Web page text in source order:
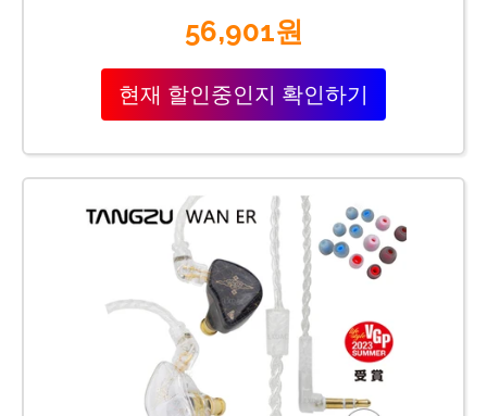
56,901원
현재 할인중인지 확인하기